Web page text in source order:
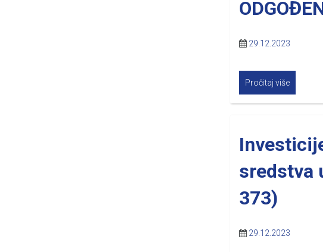
29.12.2023
Pročitaj više
sredstva
373)
29.12.2023